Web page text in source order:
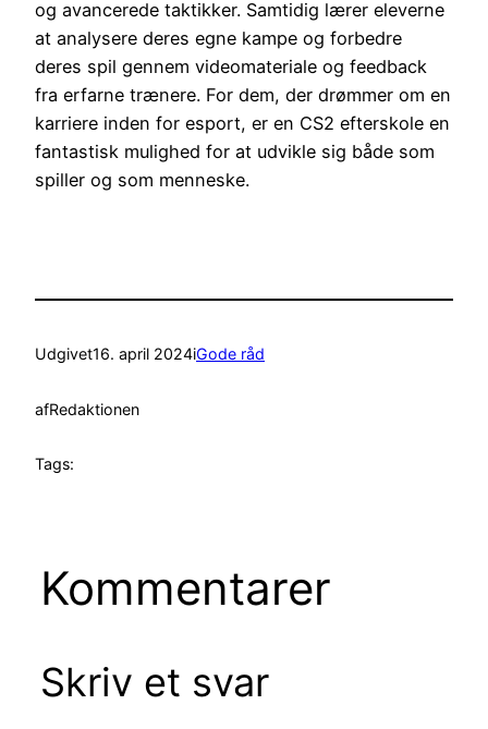
og avancerede taktikker. Samtidig lærer eleverne
at analysere deres egne kampe og forbedre
deres spil gennem videomateriale og feedback
fra erfarne trænere. For dem, der drømmer om en
karriere inden for esport, er en CS2 efterskole en
fantastisk mulighed for at udvikle sig både som
spiller og som menneske.
Udgivet16. april 2024iGode råd
afRedaktionen
Tags:
Kommentarer
Skriv et svar